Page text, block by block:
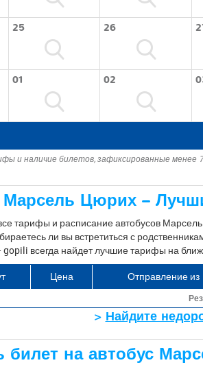
25 26
01 02
и наличие билетов, зафиксированные менее
Цюрих –
тарифы и расписание автобусов
ли вы встретиться с
gopili всегда найдет лучшие тарифы на
Цена Отправление из
> Найдите
билет на автобус